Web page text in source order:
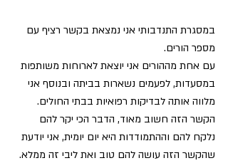
במסגרת התנדבותי אני נמצאת בקשר רציף עם
מספר הורים.
עם אחת מההורים אני יוצאת לארוחות משותפות
במסעדות, לפעמים נשארות בביתה ובנוסף אני
מלווה אותה לבדיקות רפואיות בבתי החולים.
הקשר הזה חשוב מאוד, הדבר הכי יקר להם
נלקח להם וההתמודדות היא יום יומית, אני יודעת
שהקשר הזה עושה להם טוב ואת ליבי זה ממלא.